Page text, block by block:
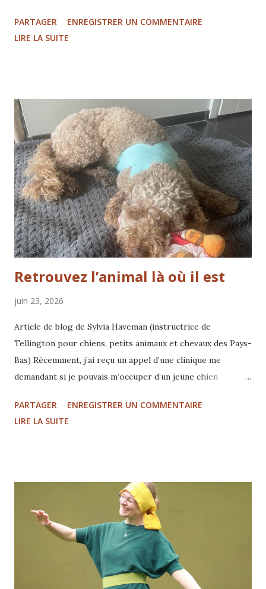
pouvons contrôler disparaît ? Ce qui reste, c’est la relation.
C’est l’essence même de ce que nous avons vécu ensemble.
mécanismes de contrôle échouent ? Ou bien la vie nous
présente-t-elle des situations où nous réalisons que le
contrôle n’a toujours été qu’une illusion ? Y aura-t-il de la
proximité ? La confiance restera-t-elle ? La confiance
restera-t-elle ? Sommes-nous vraiment encore en contact
les uns avec les autres – ou notre lien était-il lié à
l’obéissance et à la fonction dès le départ ? Par peur, nous
recourons souvent à la discipline. Nous corrige...
PARTAGER
ENREGISTRER UN COMMENTAIRE
LIRE LA SUITE
Retrouvez l’animal là où il est
juin 23, 2026
Article de blog de Sylvia Haveman (instructrice de
Tellington pour chiens, petits animaux et chevaux des Pays-
Bas) Récemment, j’ai reçu un appel d’une clinique me
demandant si je pouvais m’occuper d’un jeune chien
partir en vacances, et Luna était censée aller dans une
pension pour chiens pendant cette période. Cependant,
jeune en bonne santé, très curieuse et très intéressée par
son environnement a emménagé chez moi. Cependant, sa
joie de la découverte était très claire : Luna voulait
beaucoup explorer et aimait sortir des objets des armoires
(à livres) pour les examiner de plus près et aussi les
dévorer. Une série de barrières et de clôtures nous a aidés
PARTAGER
ENREGISTRER UN COMMENTAIRE
LIRE LA SUITE